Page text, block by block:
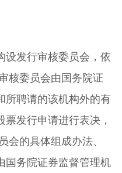
设发行审核委员会，依
核委员会由国务院证
所聘请的该机构外的有
发行申请进行表决，
会的具体组成办法、
国务院证券监督管理机